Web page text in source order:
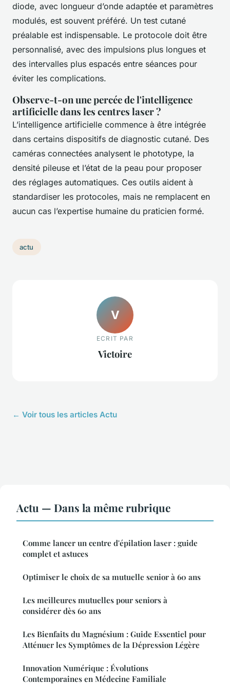
diode, avec longueur d’onde adaptée et paramètres
modulés, est souvent préféré. Un test cutané
préalable est indispensable. Le protocole doit être
personnalisé, avec des impulsions plus longues et
des intervalles plus espacés entre séances pour
éviter les complications.
Observe-t-on une percée de l'intelligence
artificielle dans les centres laser ?
L’intelligence artificielle commence à être intégrée
dans certains dispositifs de diagnostic cutané. Des
caméras connectées analysent le phototype, la
densité pileuse et l’état de la peau pour proposer
des réglages automatiques. Ces outils aident à
standardiser les protocoles, mais ne remplacent en
aucun cas l’expertise humaine du praticien formé.
actu
V
ECRIT PAR
Victoire
← Voir tous les articles Actu
Actu — Dans la même rubrique
Comme lancer un centre d'épilation laser : guide
complet et astuces
Optimiser le choix de sa mutuelle senior à 60 ans
Les meilleures mutuelles pour seniors à
considérer dès 60 ans
Les Bienfaits du Magnésium : Guide Essentiel pour
Atténuer les Symptômes de la Dépression Légère
Innovation Numérique : Évolutions
Contemporaines en Médecine Familiale